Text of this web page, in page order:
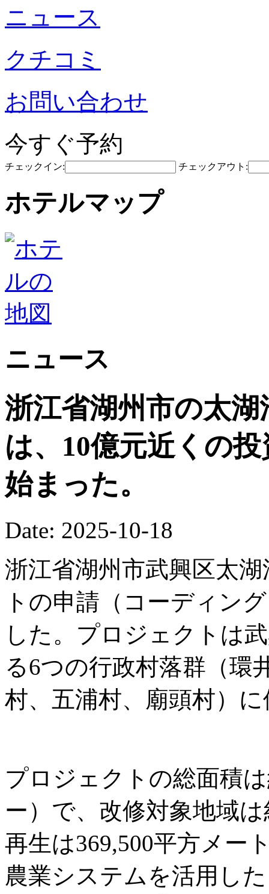
ニュース
クチコミ
お問い合わせ
今すぐ予約
チェックイン: チェックアウト:
ホテルマップ
ニュース
浙江省湖州市の太
は、10億元近くの
始まった。
Date: 2025-10-18
浙江省湖州市武興区太
トの申請（コーディン
した。プロジェクトは
る6つの行政村落群（環
村、五浦村、廟頭村）
プロジェクトの総面積
ー）で、改修対象地域
再生は369,500平方メー
農業システムを活用し